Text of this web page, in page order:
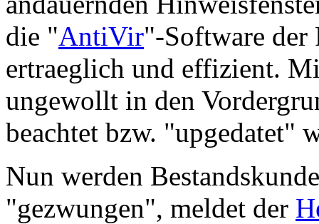
die "AntiVir"-Software
ertraeglich und effizient.
ungewollt in den
beachtet bzw. "upgedatet"
Nun werden
"gezwungen", meldet der